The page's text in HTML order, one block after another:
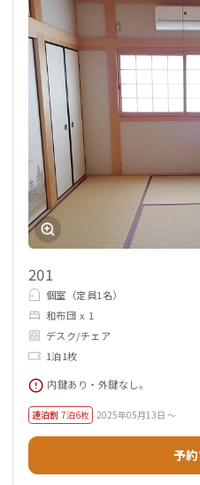
201
個室（定員1名）
和布団 x 1
デスク/チェア
1泊1枚
内鍵あり・外鍵なし。
連泊割 7泊6枚 2025年05月13日 ～
予